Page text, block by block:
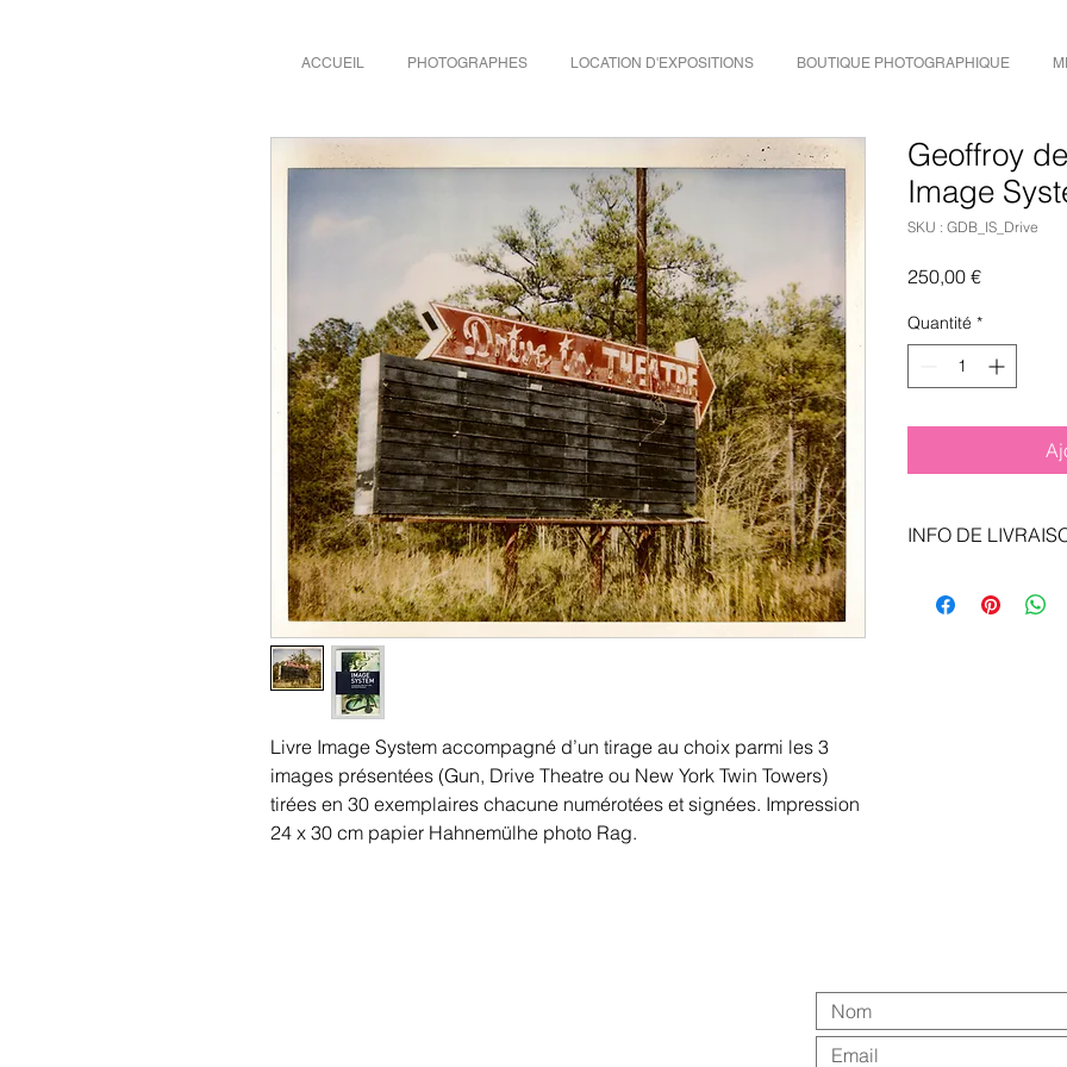
ACCUEIL PHOTOGRAPHES LOCATION D'EXPOSITIONS BOUTIQUE PHOTOGRAPHIQUE
Livre Image System accompagné d’un tirage au choix parmi les 3
images présentées (Gun, Drive Theatre ou New York Twin Towers)
tirées en 30 exemplaires chacune numérotées et signées. Impression
24 x 30 cm papier Hahnemülhe photo Rag.
Geoffroy
Image
SKU : GDB_IS_Drive
250,00 €Prix
Quantité *
INFO DE